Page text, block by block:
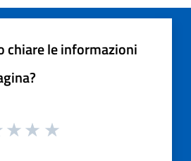
chiare le informazioni